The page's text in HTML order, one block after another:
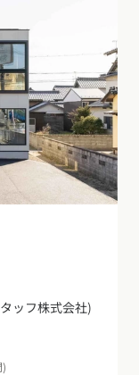
県福島県
栃木県群馬県
野県
わかる！
立ちツール
ッフ株式会社)